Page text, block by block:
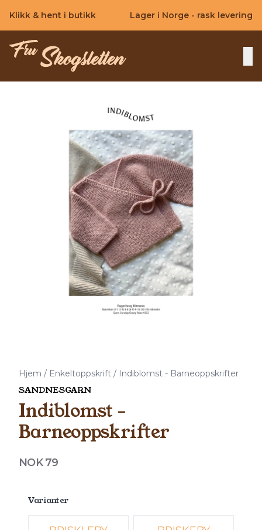
Klikk & hent i butikk Lager i Norge - rask levering
Hjem / Enkeltoppskrift / Indiblomst - Barneoppskrifter
SANDNESGARN
Indiblomst -
Barneoppskrifter
Produktdetaljer
NOK 79
Varianter
Velg en Varianter